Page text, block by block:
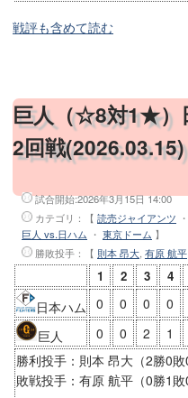
戦評も含めて読む
巨人（☆8対1★）
2回戦
試合開始:2026年3月15日 14:00
カテゴリ：【 読売ジャイアンツ ・
巨人 vs.日ハム ・ 東京ドーム 】
勝敗投手 ：【 則本 昂大 有原 航平
1 2 3 4
日本ハム 0 0 0 0
巨人
0 0 2 1
勝利投手：則本 昂大（2勝0敗
敗戦投手：有原 航平（0勝1敗